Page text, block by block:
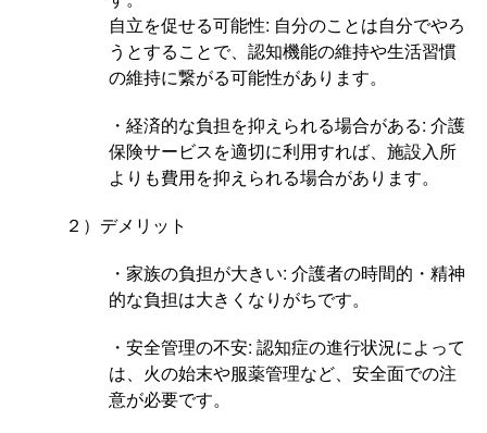
自立を促せる可能性: 自分のことは自分でやろ
うとすることで、認知機能の維持や生活習慣
の維持に繋がる可能性があります。
・経済的な負担を抑えられる場合がある: 介護
保険サービスを適切に利用すれば、施設入所
よりも費用を抑えられる場合があります。
２）デメリット
・家族の負担が大きい: 介護者の時間的・精神
的な負担は大きくなりがちです。
・安全管理の不安: 認知症の進行状況によって
は、火の始末や服薬管理など、安全面での注
意が必要です。